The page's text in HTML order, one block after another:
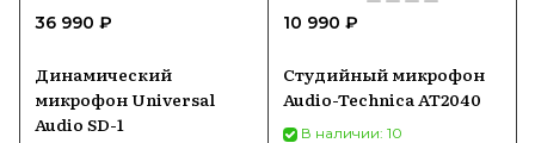
36 990 ₽
Динамический
микрофон Universal
Audio SD-1
10 990 ₽
Студийный микрофон
Audio-Technica AT2040
В наличии: 10